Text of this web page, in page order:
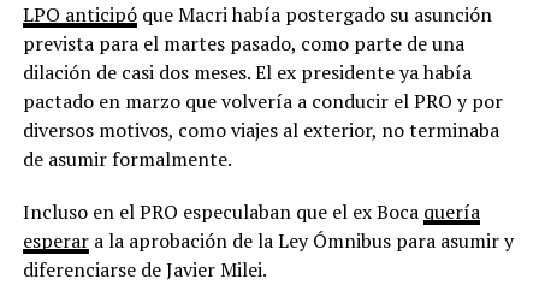
LPO anticipóque Macri había postergado su asunción
prevista para el martes pasado, como parte de una
dilación de casi dos meses. El ex presidente ya había
pactado en marzo que volvería a conducir el PRO y por
diversos motivos, como viajes al exterior, no terminaba
de asumir formalmente.
Incluso en el PRO especulaban que el ex Boca quería
esperara la aprobación de la Ley Ómnibus para asumir y
diferenciarse de Javier Milei.